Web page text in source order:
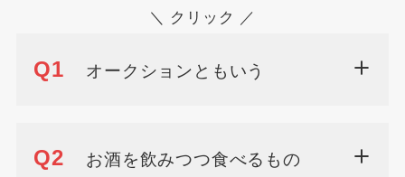
＼ クリック ／
Q1 オークションともいう
Q2 お酒を飲みつつ食べるもの